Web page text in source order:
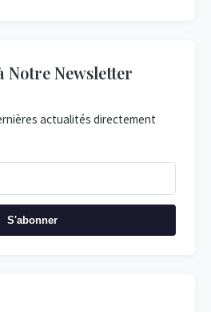
Notre Newsletter
actualités directement
S'abonner